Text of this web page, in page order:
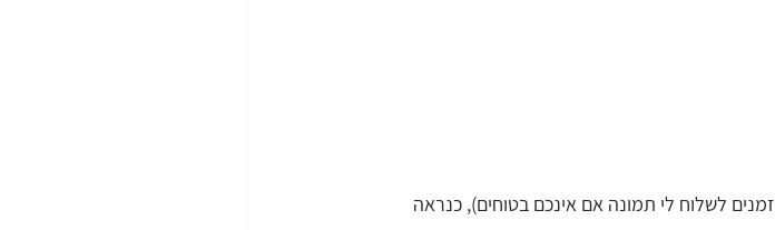
לשלוח לי תמונה אם אינכם בטוחים), כנראה